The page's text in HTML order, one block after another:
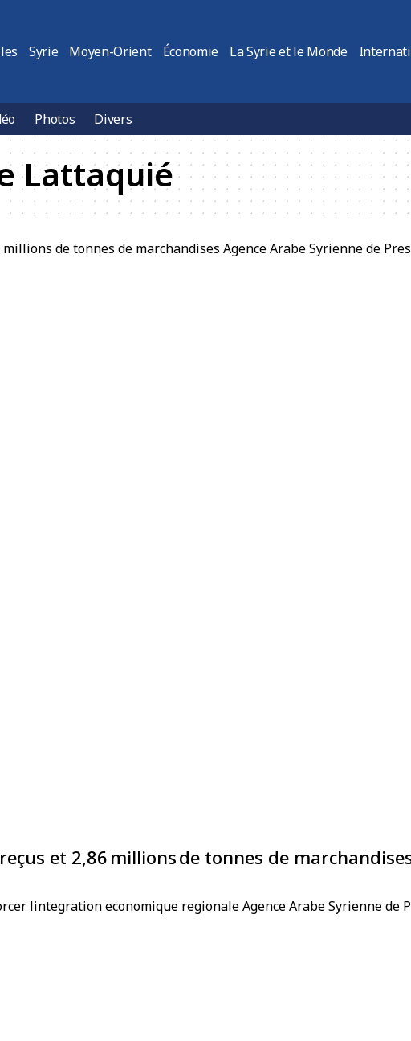
Syrie Moyen-Orient Économie La Syrie et le Monde
Photos Divers
Lattaquié
et 2,86 millions de tonnes de